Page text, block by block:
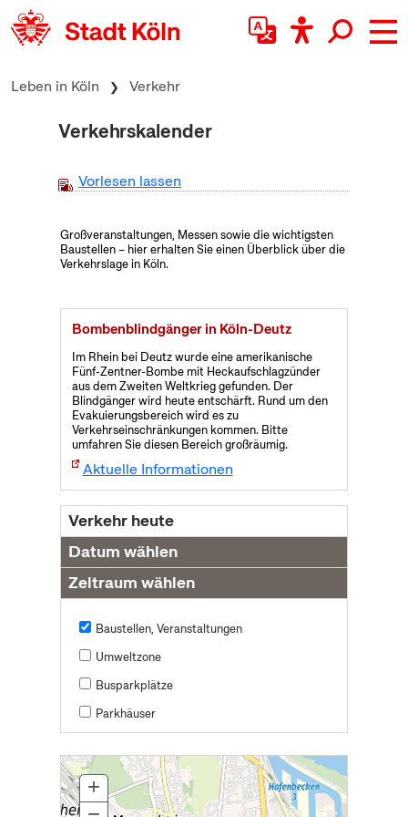
zum Inhalt springen
Leben in Köln Verkehr
Verkehrskalender
Vorlesen lassen
Großveranstaltungen, Messen sowie die wichtigsten
Baustellen – hier erhalten Sie einen Überblick über die
Verkehrslage in Köln.
Bombenblindgänger in Köln-Deutz
Im Rhein bei Deutz wurde eine amerikanische
Fünf-Zentner-Bombe mit Heckaufschlagzünder
aus dem Zweiten Weltkrieg gefunden. Der
Blindgänger wird heute entschärft. Rund um den
Evakuierungsbereich wird es zu
Verkehrseinschränkungen kommen. Bitte
umfahren Sie diesen Bereich großräumig.
Aktuelle Informationen
Verkehr heute
Datum wählen
Zeitraum wählen
Baustellen, Veranstaltungen
Umweltzone
Busparkplätze
Parkhäuser
+ Zoom
In